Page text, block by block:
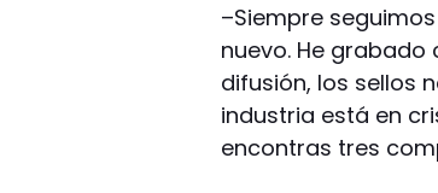
–Siempre
nuevo. He grabado
difusión, los sellos
industria está en
encontras tres